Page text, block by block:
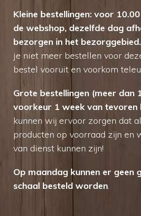
Kleine bestellingen: voor
de webshop, dezelfde dag
bezorgen in het bezorggebied.
je niet meer bestellen voor
bestel vooruit en voorkom
Grote bestellingen (meer dan
voorkeur 1 week van tevoren
kunnen wij ervoor zorgen dat
producten op voorraad zijn en
van dienst kunnen zijn!
Op maandag kunnen er geen
schaal besteld worden.